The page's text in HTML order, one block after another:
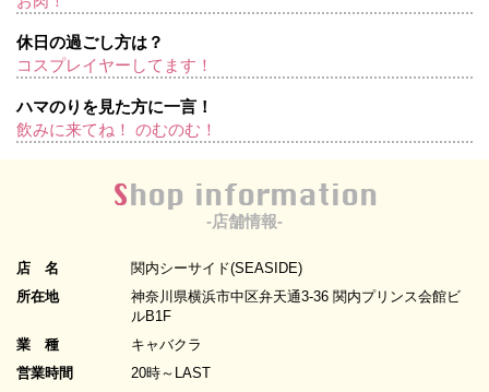
休日の過ごし方は？
コスプレイヤーしてます！
ハマのりを見た方に一言！
飲みに来てね！ のむのむ！
Shop information
-店舗情報-
店 名
関内シーサイド(SEASIDE)
所在地
神奈川県横浜市中区弁天通3-36 関内プリンス会館ビ
ルB1F
業 種
キャバクラ
営業時間
20時～LAST